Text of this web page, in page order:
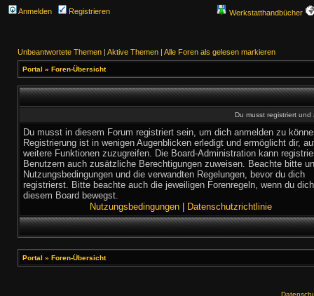
Anmelden Registrieren Werkstatthandbücher
Unbeantwortete Themen | Aktive Themen | Alle Foren als gelesen markieren
Portal » Foren-Übersicht
Du musst registriert
Du musst in diesem Forum registriert sein, um dich anmelden zu
Registrierung ist in wenigen Augenblicken erledigt und ermöglicht dir,
weitere Funktionen zuzugreifen. Die Board-Administration kann
Benutzern auch zusätzliche Berechtigungen zuweisen. Beachte bitte
Nutzungsbedingungen und die verwandten Regelungen, bevor du dich
registrierst. Bitte beachte auch die jeweiligen Forenregeln, wenn du
diesem Board bewegst.
Nutzungsbedingungen
Datenschutzrichtlinie
Portal » Foren-Übersicht